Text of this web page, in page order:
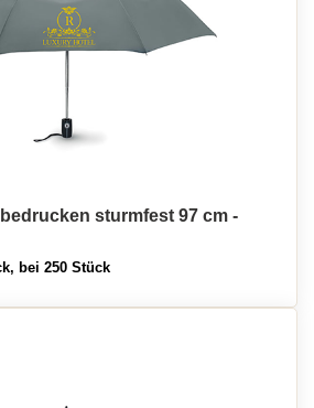
sturmfest 97 cm -
bei 250 Stück